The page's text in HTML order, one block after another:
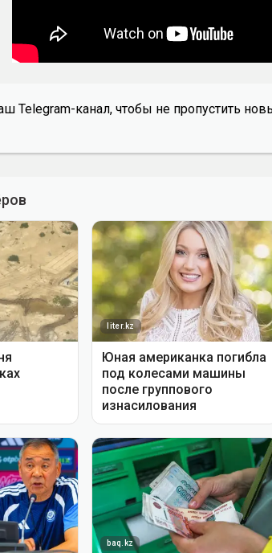
Telegram-канал, чтобы не пропустить